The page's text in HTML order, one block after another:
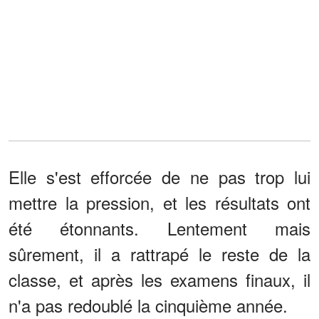
Elle s'est efforcée de ne pas trop lui
mettre la pression, et les résultats ont
été étonnants. Lentement mais
sûrement, il a rattrapé le reste de la
classe, et après les examens finaux, il
n'a pas redoublé la cinquième année.